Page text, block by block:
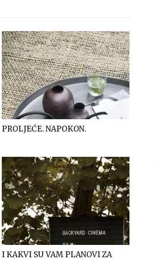
PROLJEĆE. NAPOKON.
I KAKVI SU VAM PLANOVI ZA